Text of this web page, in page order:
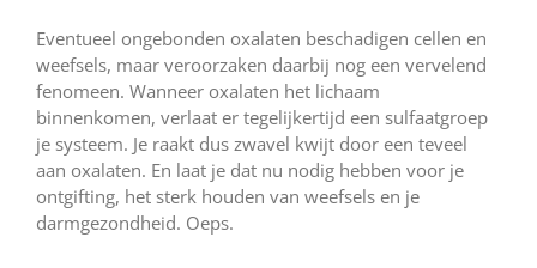
Eventueel ongebonden oxalaten beschadigen cellen en
weefsels, maar veroorzaken daarbij nog een vervelend
fenomeen. Wanneer oxalaten het lichaam
binnenkomen, verlaat er tegelijkertijd een sulfaatgroep
je systeem. Je raakt dus zwavel kwijt door een teveel
aan oxalaten. En laat je dat nu nodig hebben voor je
ontgifting, het sterk houden van weefsels en je
darmgezondheid. Oeps.